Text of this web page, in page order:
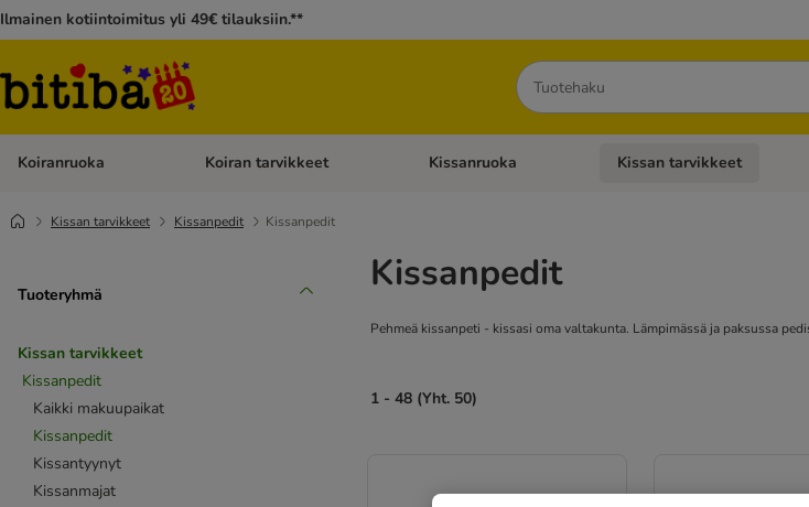
Ilmainen kotiintoimitus yli 49€ tilauksiin.**
Hae
Koiranruoka Avaa kategoriavalikko: Koiranruoka
Koiran tarvikkeet Avaa kategoriavalikko: Koiran tarvikkeet
Kissanruoka Avaa kategoriavalikko:
Kissan tarvikkeet
Kissan tarvikkeet Kissanpedit Kissanpedit
Tuoteryhmä
Kissan tarvikkeet
Kissanpedit
Kaikki makuupaikat
Kissanpedit
Kissantyynyt
Kissanmajat
Kissanpedit
Pehmeä kissanpeti - kissasi oma valtakunta. Lämpimässä ja paksussa
1 - 48 (Yht. 50)